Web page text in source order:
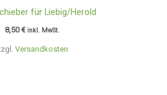
Versandkosten
für Liebig/Herold
8,50€ inkl. MwSt.